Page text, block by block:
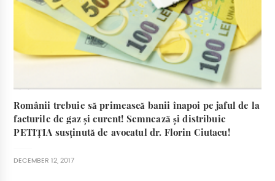
Românii trebuie să primească banii înapoi pe jaful de la
facturile de gaz și curent! Semnează și distribuie
PETIȚIA susținută de avocatul dr. Florin Ciutacu!
DECEMBER 12, 2017